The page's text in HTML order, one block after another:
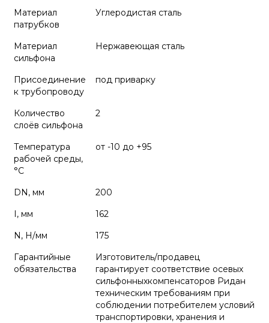
Материал
патрубков
Углеродистая сталь
Материал
сильфона
Нержавеющая сталь
Присоединение
к трубопроводу
под приварку
Количество
слоёв сильфона
2
Температура
рабочей среды,
°С
от -10 до +95
DN, мм
200
I, мм
162
N, Н/мм
175
Гарантийные
обязательства
Изготовитель/продавец
гарантирует соответствие осевых
сильфонныхкомпенсаторов Ридан
техническим требованиям при
соблюдении потребителем условий
транспортировки, хранения и